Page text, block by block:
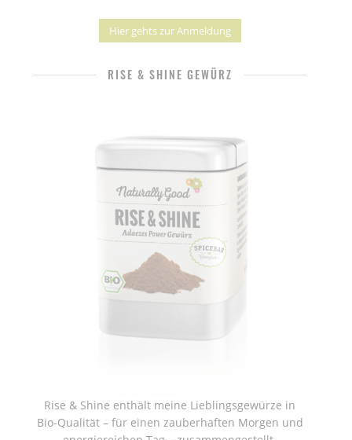
Hier gehts zur Anmeldung
RISE & SHINE GEWÜRZ
Rise & Shine enthält meine Lieblingsgewürze in
Bio-Qualität – für einen zauberhaften Morgen und